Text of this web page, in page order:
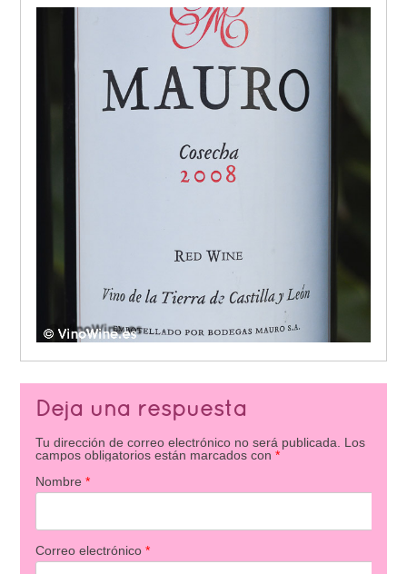
Deja una respuesta
Tu dirección de correo electrónico no será publicada. Los
campos obligatorios están marcados con *
Nombre *
Correo electrónico *